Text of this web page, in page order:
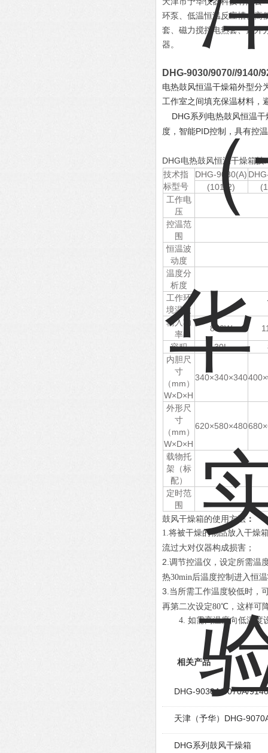
环泵、低温恒温反应槽、高
套、磁力搅拌电热套、紫外
器。
DHG-9030/9070//9140/
电热鼓风恒温干燥箱外型分
工作室之间填充保温材料，
DHG系列电热鼓风恒温干
度，智能PID控制，具有控
DHG电热鼓风恒温干燥箱技
技术指
标型号
DHG-9030(A)
(101-2)
工作电
压
控温范
围
恒温波
动度
温度分
析度
工作环
境温度
输入功
率
850W
容积
30L
内胆尺
寸
（mm）
W×D×H
340×340×340
外形尺
寸
（mm）
W×D×H
620×580×480
载物托
架（标
配）
定时范
围
鼓风干燥箱的使用方法：
1.将被干燥的物品放入干燥
流过大对仪器构成损害；
2. 调节控温仪，设定所需温
热30min后温度控制进入恒
3. 当所需工作温度较低时，
再第二次设定80℃，这样可
4. 如需高温度向低温度
相关产品
DHG-9030A/9070A/
天津（予华）DHG-
DHG系列鼓风干燥箱